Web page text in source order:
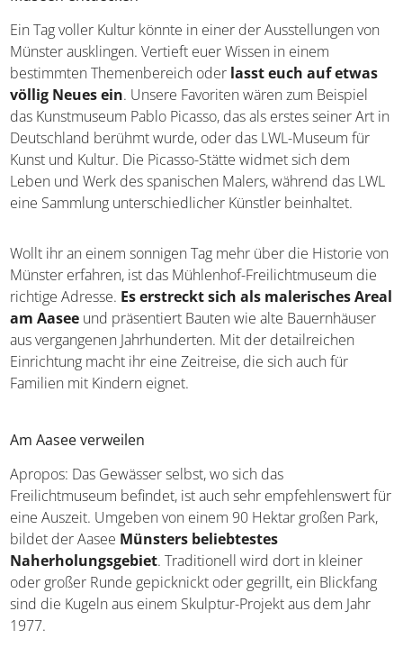
Ein Tag voller Kultur könnte in einer der Ausstellungen von
Münster ausklingen. Vertieft euer Wissen in einem
bestimmten Themenbereich oder lasst euch auf etwas
völlig Neues ein. Unsere Favoriten wären zum Beispiel
das Kunstmuseum Pablo Picasso, das als erstes seiner Art in
Deutschland berühmt wurde, oder das LWL-Museum für
Kunst und Kultur. Die Picasso-Stätte widmet sich dem
Leben und Werk des spanischen Malers, während das LWL
eine Sammlung unterschiedlicher Künstler beinhaltet.
Wollt ihr an einem sonnigen Tag mehr über die Historie von
Münster erfahren, ist das Mühlenhof-Freilichtmuseum die
richtige Adresse. Es erstreckt sich als malerisches Areal
am Aasee und präsentiert Bauten wie alte Bauernhäuser
aus vergangenen Jahrhunderten. Mit der detailreichen
Einrichtung macht ihr eine Zeitreise, die sich auch für
Familien mit Kindern eignet.
Am Aasee verweilen
Apropos: Das Gewässer selbst, wo sich das
Freilichtmuseum befindet, ist auch sehr empfehlenswert für
eine Auszeit. Umgeben von einem 90 Hektar großen Park,
bildet der Aasee Münsters beliebtestes
Naherholungsgebiet. Traditionell wird dort in kleiner
oder großer Runde gepicknickt oder gegrillt, ein Blickfang
sind die Kugeln aus einem Skulptur-Projekt aus dem Jahr
1977.